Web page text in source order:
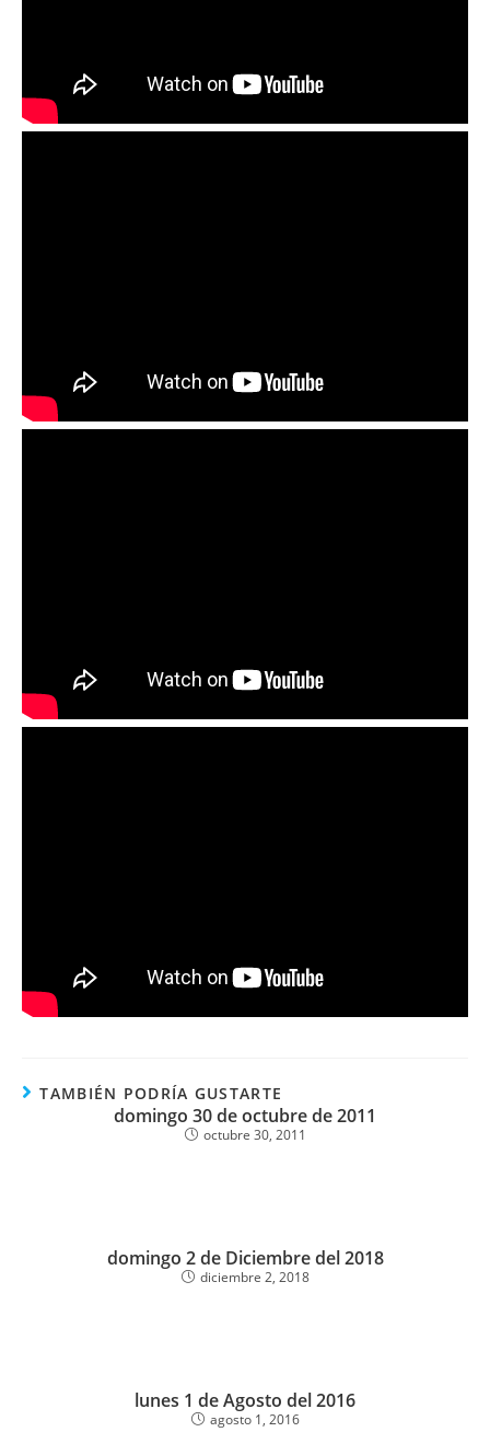
TAMBIÉN PODRÍA GUSTARTE
domingo 30 de octubre de 2011
octubre 30, 2011
domingo 2 de Diciembre del 2018
diciembre 2, 2018
lunes 1 de Agosto del 2016
agosto 1, 2016